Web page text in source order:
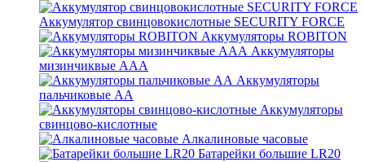
Аккумулятор свинцовокислотные SECURITY FORCE
Аккумуляторы ROBITON
Аккумуляторы
мизинчиквые ААА
Аккумуляторы
пальчиковые АА
Аккумуляторы
свинцово-кислотные
Алкалиновые часовые
Батарейки большие LR20